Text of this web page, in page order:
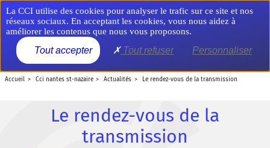
Aller
au
contenu
principal
MENU
accueil cci nantes st-nazaire actualités le rendez-vous de la transmission
Le rendez-vous de la
transmission
Panneau de gestion des cookies
La CCI utilise des cookies pour analyser le trafic sur ce site et nos
réseaux sociaux. En acceptant les cookies, vous nous aidez à
améliorer les contenus que nous vous proposons.
Tout accepter Tout refuser Personnaliser